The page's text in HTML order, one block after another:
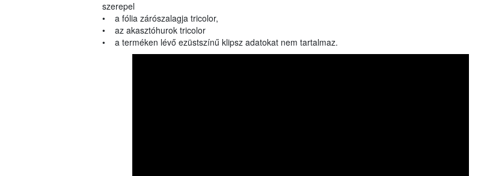
szerepel
• a fólia zárószalagja tricolor,
• az akasztóhurok tricolor
• a terméken lévő ezüstszínű klipsz adatokat nem tartalmaz.